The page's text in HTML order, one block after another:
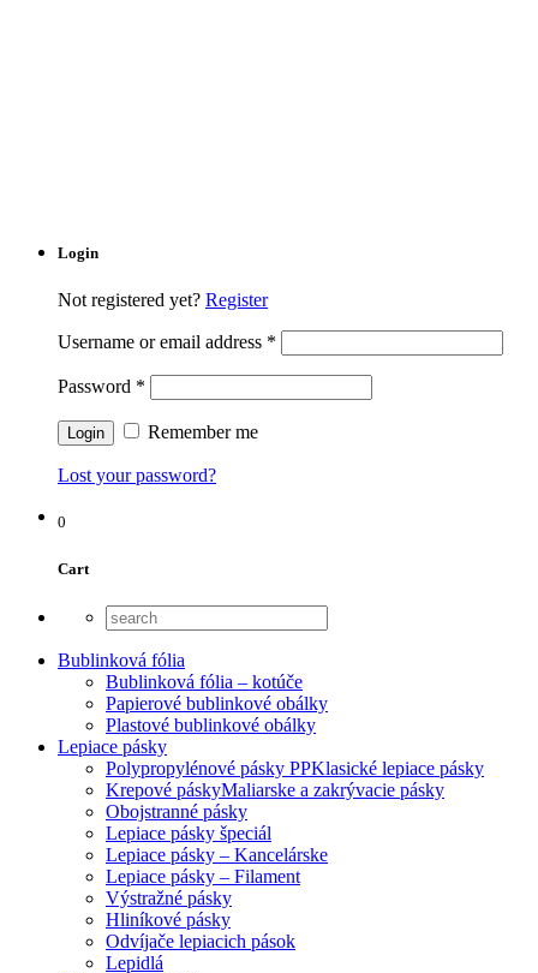
Login
Not registered yet? Register
Username or email address *
Password *
Remember me
Lost your password?
0
Cart
Bublinková fólia
Bublinková fólia – kotúče
Papierové bublinkové obálky
Plastové bublinkové obálky
Lepiace pásky
Polypropylénové pásky PPKlasické lepiace pásky
Krepové páskyMaliarske a zakrývacie pásky
Obojstranné pásky
Lepiace pásky špeciál
Lepiace pásky – Kancelárske
Lepiace pásky – Filament
Výstražné pásky
Hliníkové pásky
Odvíjače lepiacich pások
Lepidlá